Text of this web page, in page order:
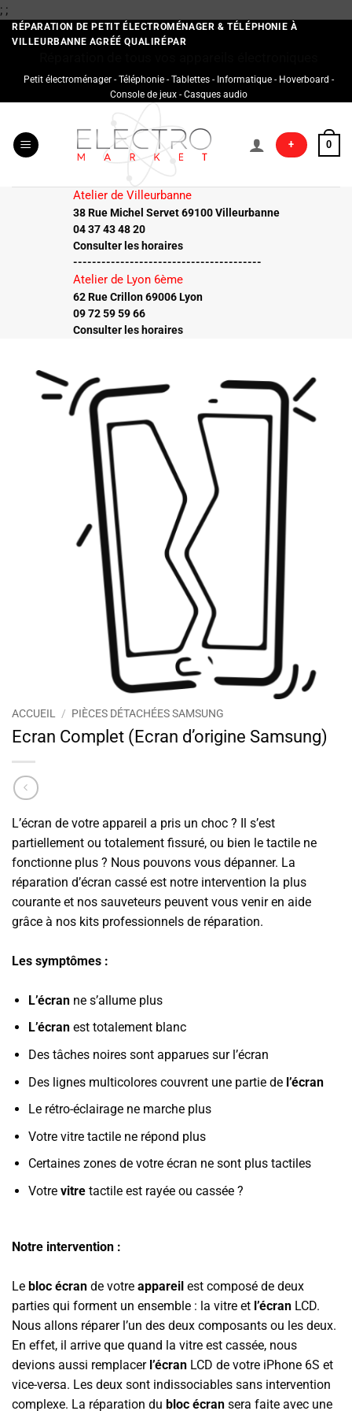
; ;Passer
au
contenu
RÉPARATION DE PETIT ÉLECTROMÉNAGER & TÉLÉPHONIE À
VILLEURBANNE AGRÉÉ QUALIRÉPAR
Petit électroménager - Téléphonie - Tablettes - Informatique - Hoverboard -
Console de jeux - Casques audio
+ 0
Atelier de Villeurbanne
38 Rue Michel Servet 69100 Villeurbanne
04 37 43 48 20
Consulter les horaires
----------------------------------------
Atelier de Lyon 6ème
62 Rue Crillon 69006 Lyon
09 72 59 59 66
Consulter les horaires
ACCUEIL / PIÈCES DÉTACHÉES SAMSUNG
Ecran Complet (Ecran d’origine Samsung)
L’écran de votre appareil a pris un choc ? Il s’est
partiellement ou totalement fissuré, ou bien le tactile ne
fonctionne plus ? Nous pouvons vous dépanner. La
réparation d’écran cassé est notre intervention la plus
courante et nos sauveteurs peuvent vous venir en aide
grâce à nos kits professionnels de réparation.
Les symptômes :
L’écranne s’allume plus
L’écranest totalement blanc
Des tâches noires sont apparues sur l’écran
Des lignes multicolores couvrent une partie de l’écran
Le rétro-éclairage ne marche plus
Votre vitre tactile ne répond plus
Certaines zones de votre écran ne sont plus tactiles
Votre vitretactile est rayée ou cassée ?
Notre intervention :
Le bloc écran de votre appareil est composé de deux
parties qui forment un ensemble : la vitre et l’écran LCD.
Nous allons réparer l’un des deux composants ou les deux.
En effet, il arrive que quand la vitre est cassée, nous
devions aussi remplacer l’écran LCD de votre iPhone 6S et
vice-versa. Les deux sont indissociables sans intervention
complexe. La réparation du bloc écran sera faite avec une